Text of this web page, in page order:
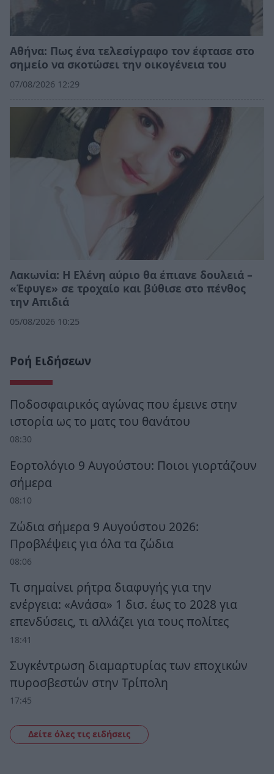
Αθήνα: Πως ένα τελεσίγραφο τον έφτασε στο
σημείο να σκοτώσει την οικογένεια του
07/08/2026 12:29
Λακωνία: Η Ελένη αύριο θα έπιανε δουλειά –
«Έφυγε» σε τροχαίο και βύθισε στο πένθος
την Απιδιά
05/08/2026 10:25
Ροή Ειδήσεων
Ποδοσφαιρικός αγώνας που έμεινε στην
ιστορία ως το ματς του θανάτου
08:30
Εορτολόγιο 9 Αυγούστου: Ποιοι γιορτάζουν
σήμερα
08:10
Ζώδια σήμερα 9 Αυγούστου 2026:
Προβλέψεις για όλα τα ζώδια
08:06
Τι σημαίνει ρήτρα διαφυγής για την
ενέργεια: «Ανάσα» 1 δισ. έως το 2028 για
επενδύσεις, τι αλλάζει για τους πολίτες
18:41
Συγκέντρωση διαμαρτυρίας των εποχικών
πυροσβεστών στην Τρίπολη
17:45
Δείτε όλες τις ειδήσεις